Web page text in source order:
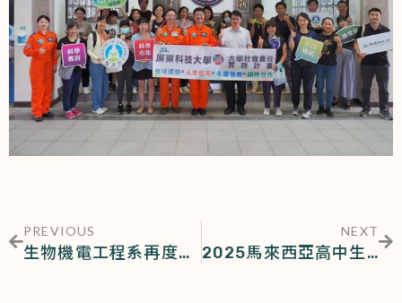
PREVIOUS
生物機電工程系再度攜手泰國農業大學(KU)基因系強化國際合作
NEXT
2025馬來西亞高中生大學體驗營